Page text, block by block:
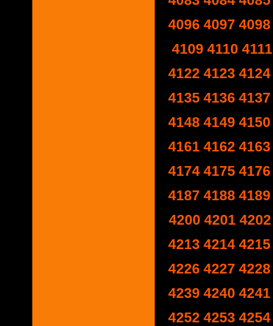
4096 4097 4098
4109 4110 4111
4122 4123 4124
4135 4136 4137
4148 4149 4150
4161 4162 4163
4174 4175 4176
4187 4188 4189
4200 4201 4202
4213 4214 4215
4226 4227 4228
4239 4240 4241
4252 4253 4254